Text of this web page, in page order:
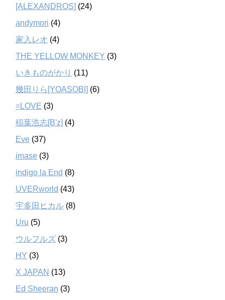
[ALEXANDROS] (24)
andymori (4)
家入レオ (4)
THE YELLOW MONKEY (3)
いきものがかり (11)
幾田りら[YOASOBI] (6)
=LOVE (3)
稲葉浩志[B'z] (4)
Eve (37)
imase (3)
indigo la End (8)
UVERworld (43)
宇多田ヒカル (8)
Uru (5)
ウルフルズ (3)
HY (3)
X JAPAN (13)
Ed Sheeran (3)